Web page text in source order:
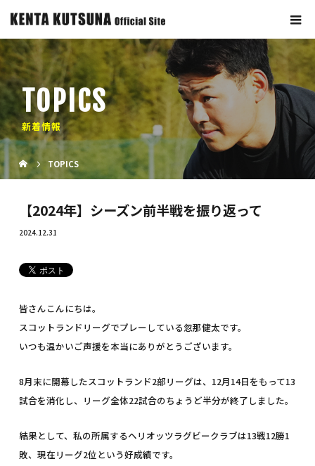
TOPICS
新着情報
TOPICS
【2024年】シーズン前半戦を振り返って
2024.12.31
皆さんこんにちは。
スコットランドリーグでプレーしている忽那健太です。
いつも温かいご声援を本当にありがとうございます。
8月末に開幕したスコットランド2部リーグは、12月14日をもって13
試合を消化し、リーグ全体22試合のちょうど半分が終了しました。
結果として、私の所属するヘリオッツラグビークラブは13戦12勝1
敗、現在リーグ2位という好成績です。